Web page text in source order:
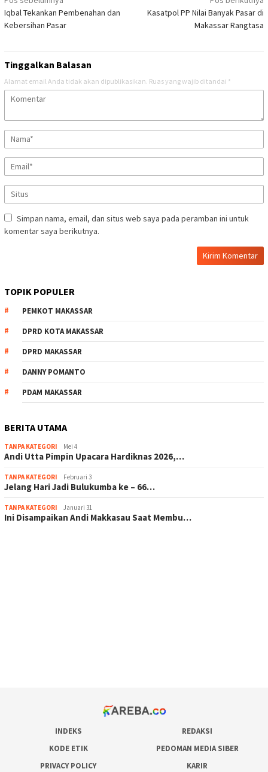
pos
Iqbal Tekankan Pembenahan dan
Kebersihan Pasar
Kasatpol PP Nilai Banyak Pasar di
Makassar Rangtasa
Tinggalkan Balasan
Alamat email Anda tidak akan dipublikasikan. Ruas yang wajib ditandai *
Simpan nama, email, dan situs web saya pada peramban ini untuk
komentar saya berikutnya.
TOPIK POPULER
PEMKOT MAKASSAR
DPRD KOTA MAKASSAR
DPRD MAKASSAR
DANNY POMANTO
PDAM MAKASSAR
BERITA UTAMA
TANPA KATEGORI Mei 4
Andi Utta Pimpin Upacara Hardiknas 2026,…
TANPA KATEGORI Februari 3
Jelang Hari Jadi Bulukumba ke – 66…
TANPA KATEGORI Januari 31
Ini Disampaikan Andi Makkasau Saat Membu…
INDEKS
REDAKSI
KODE ETIK
PEDOMAN MEDIA SIBER
PRIVACY POLICY
KARIR